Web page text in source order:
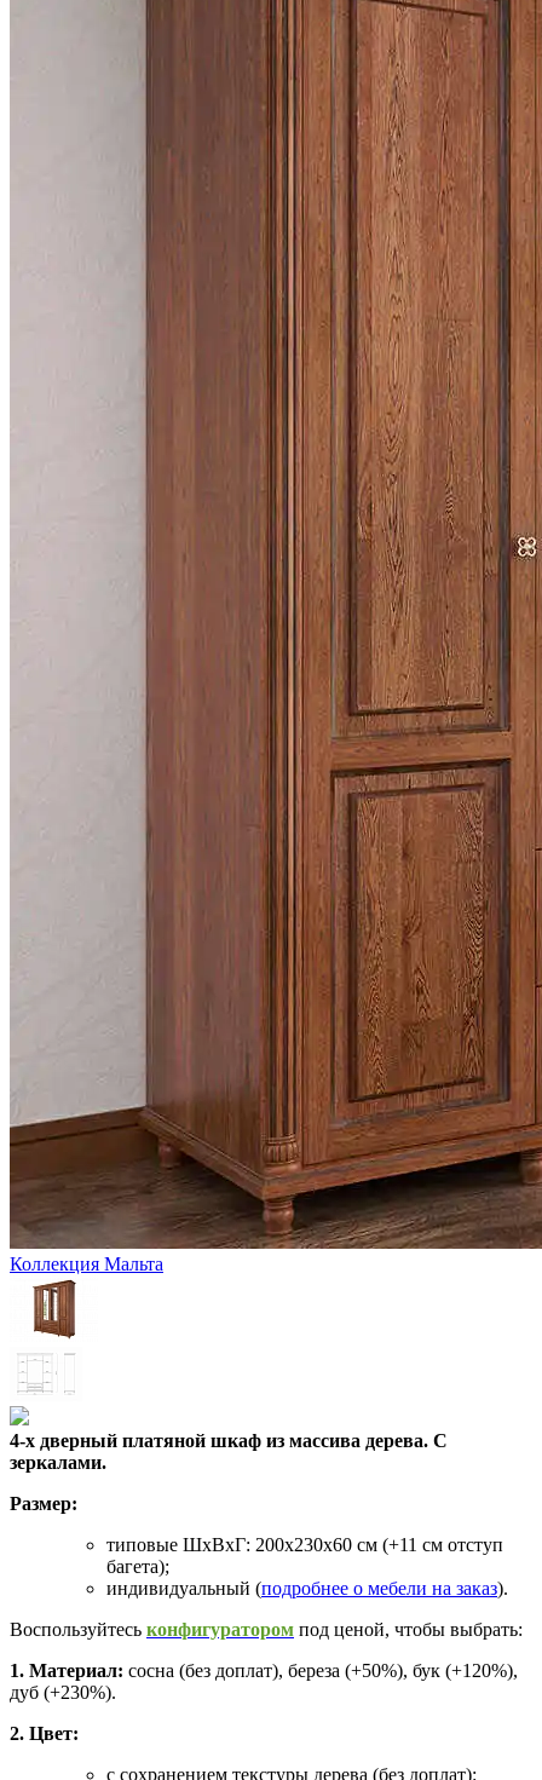
Коллекция Мальта
4-х дверный платяной шкаф из массива дерева. С
зеркалами.
Размер:
типовые ШхВхГ: 200х230х60 см (+11 см отступ
багета);
индивидуальный (подробнее о мебели на заказ).
Воспользуйтесь конфигуратором под ценой, чтобы выбрать:
1. Материал: сосна (без доплат), береза (+50%), бук (+120%),
дуб (+230%).
2. Цвет:
с сохранением текстуры дерева (без доплат):